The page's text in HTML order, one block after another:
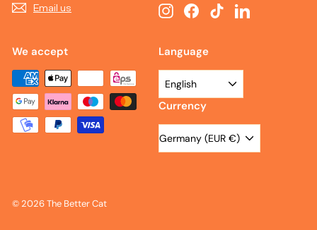
Email us InstagramFacebookTikTokLinkedIn
We accept Language
English
Currency
Germany (EUR €)
© 2026 The Better Cat